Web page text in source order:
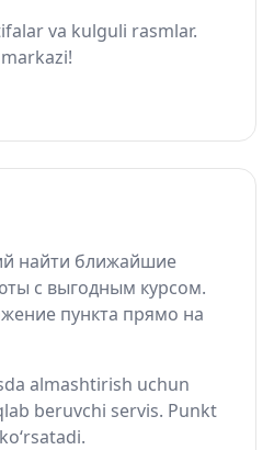
va kulguli rasmlar.
найти ближайшие
с выгодным курсом.
пункта прямо на
almashtirish uchun
beruvchi servis. Punkt